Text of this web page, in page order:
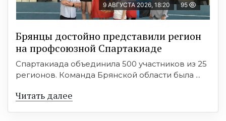
9 АВГУСТА 2026, 18:20 95
Брянцы достойно представили регион
на профсоюзной Спартакиаде
Спартакиада объединила 500 участников из 25
регионов. Команда Брянской области была ...
Читать далее